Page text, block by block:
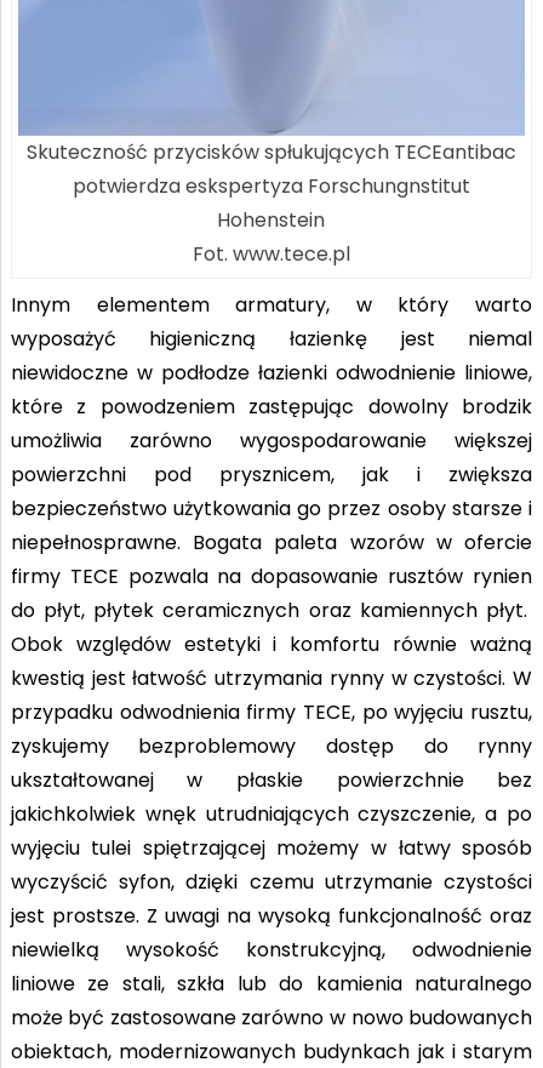
Skuteczność przycisków spłukujących TECEantibac
potwierdza eskspertyza Forschungnstitut
Hohenstein
Fot. www.tece.pl
Innym elementem armatury, w który warto
wyposażyć higieniczną łazienkę jest niemal
niewidoczne w podłodze łazienki odwodnienie liniowe,
które z powodzeniem zastępując dowolny brodzik
umożliwia zarówno wygospodarowanie większej
powierzchni pod prysznicem, jak i zwiększa
bezpieczeństwo użytkowania go przez osoby starsze i
niepełnosprawne. Bogata paleta wzorów w ofercie
firmy TECE pozwala na dopasowanie rusztów rynien
do płyt, płytek ceramicznych oraz kamiennych płyt.
Obok względów estetyki i komfortu równie ważną
kwestią jest łatwość utrzymania rynny w czystości. W
przypadku odwodnienia firmy TECE, po wyjęciu rusztu,
zyskujemy bezproblemowy dostęp do rynny
ukształtowanej w płaskie powierzchnie bez
jakichkolwiek wnęk utrudniających czyszczenie, a po
wyjęciu tulei spiętrzającej możemy w łatwy sposób
wyczyścić syfon, dzięki czemu utrzymanie czystości
jest prostsze. Z uwagi na wysoką funkcjonalność oraz
niewielką wysokość konstrukcyjną, odwodnienie
liniowe ze stali, szkła lub do kamienia naturalnego
może być zastosowane zarówno w nowo budowanych
obiektach, modernizowanych budynkach jak i starym